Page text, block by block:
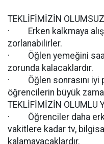
TEKLİFİMİZİN
· Erken kalkmaya
zorlanabilirler.
· Öğlen yemeğini
zorunda kalacaklardır.
· Öğlen sonrasını iyi
öğrencilerin büyük
TEKLİFİMİZİN OLUMLU
· Öğrenciler daha
vakitlere kadar tv,
kalamayacaklardır.